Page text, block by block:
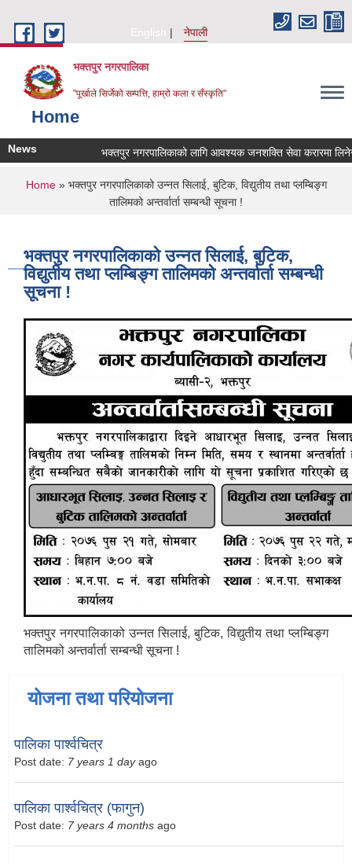
English
नेपाली
भक्तपुर नगरपालिका
"पूर्खाले सिर्जेको सम्पत्ति, हाम्रो कला र सँस्कृति"
Home
News भक्तपुर नगरपालिकाको लागि आवश्यक जनशक्ति सेवा करारमा
You are here
Home» भक्तपुर नगरपालिकाको उन्नत सिलाई, बुटिक, विद्युतीय तथा प्लम्बिङ्ग
तालिमको अन्तर्वार्ता सम्बन्धी सूचना !
भक्तपुर नगरपालिकाको उन्नत सिलाई, बुटिक,
विद्युतीय तथा प्लम्बिङ्ग तालिमको अन्तर्वार्ता सम्बन्धी
सूचना !
भक्तपुर नगरपालिकाको उन्नत सिलाई, बुटिक, विद्युतीय तथा प्लम्बिङ्ग
तालिमको अन्तर्वार्ता सम्बन्धी सूचना !
योजना तथा परियोजना
पालिका पार्श्वचित्र
Post date: 7 years 1 dayago
पालिका पार्श्वचित्र (फागुन)
Post date: 7 years 4 months ago